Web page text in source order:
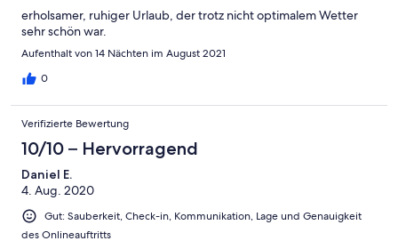
erholsamer, ruhiger Urlaub, der trotz nicht optimalem Wetter
sehr schön war.
Aufenthalt von 14 Nächten im August 2021
0
Verifizierte Bewertung
10/10 – Hervorragend
Daniel E.
4. Aug. 2020
Gut: Sauberkeit, Check-in, Kommunikation, Lage und Genauigkeit
des Onlineauftritts